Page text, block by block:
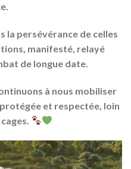
.
la persévérance de celles
manifesté, relayé
de longue date.
à nous mobiliser
et respectée, loin